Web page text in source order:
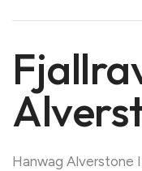
Hanwag Alverstone